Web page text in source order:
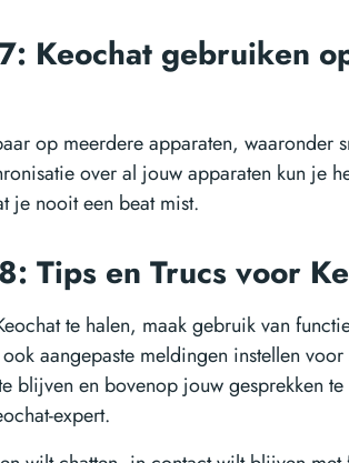
Keochat gebruiken
op meerdere apparaten, waaronder
over al jouw apparaten kun je
je nooit een beat mist.
Tips en Trucs voor
te halen, maak gebruik van
ook aangepaste meldingen instellen
blijven en bovenop jouw gesprekken
expert.